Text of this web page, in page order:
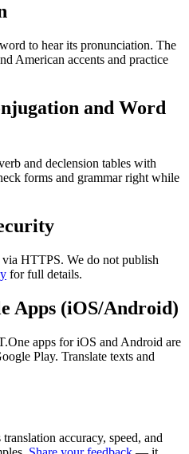
to hear its pronunciation. The
American accents and practice
and Word
and declension tables with
forms and grammar right while
HTTPS. We do not publish
for full details.
Apps (iOS/Android)
apps for iOS and Android are
Play. Translate texts and
accuracy, speed, and